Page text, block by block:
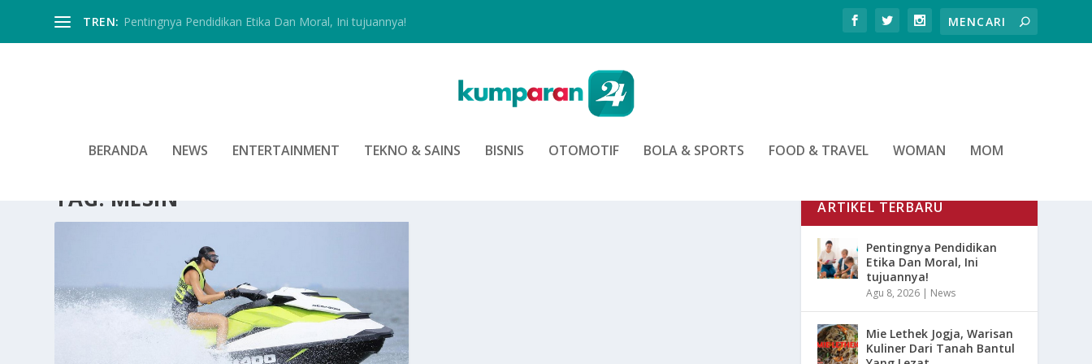
TREN: Pentingnya Pendidikan Etika Dan Moral, Ini tujuannya!
BERANDA NEWS ENTERTAINMENT TEKNO & SAINS BISNIS OTOMOTIF BOLA & SPORTS FOOD & TRAVEL WOMAN MOM
TAG: MESIN ARTIKEL TERBARU
Pentingnya Pendidikan
Etika Dan Moral, Ini
tujuannya!
Agu 8, 2026 | News
Mie Lethek Jogja, Warisan
Kuliner Dari Tanah Bantul